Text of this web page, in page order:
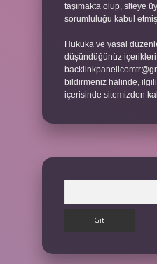
taşımakta olup, siteye
sorumluluğu kabul etmiş
Hukuka ve yasal
düşündüğünüz
bildirmeniz halinde,
içerisinde sitemizden